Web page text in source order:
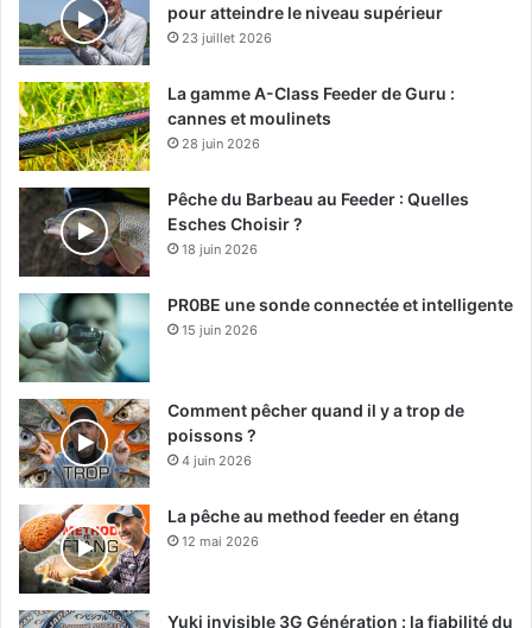
pour atteindre le niveau supérieur
23 juillet 2026
La gamme A-Class Feeder de Guru :
cannes et moulinets
28 juin 2026
Pêche du Barbeau au Feeder : Quelles
Esches Choisir ?
18 juin 2026
PR0BE une sonde connectée et intelligente
15 juin 2026
Comment pêcher quand il y a trop de
poissons ?
4 juin 2026
La pêche au method feeder en étang
12 mai 2026
Yuki invisible 3G Génération : la fiabilité du